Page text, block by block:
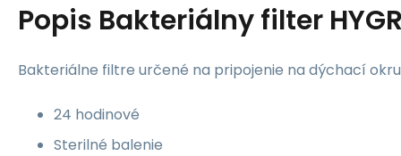
Popis Bakteriálny filter
Bakteriálne filtre určené na pripojenie na dýchací
24 hodinové
Sterilné balenie